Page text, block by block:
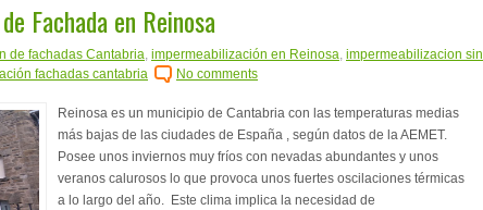
Fachada en Reinosa
de fachadas Cantabria, impermeabilización en Reinosa, impermeabilizacion sin
fachadas cantabria No comments
Reinosa es un municipio de Cantabria con las temperaturas medias
más bajas de las ciudades de España , según datos de la AEMET.
Posee unos inviernos muy fríos con nevadas abundantes y unos
veranos calurosos lo que provoca unos fuertes oscilaciones térmicas
a lo largo del año. Este clima implica la necesidad de